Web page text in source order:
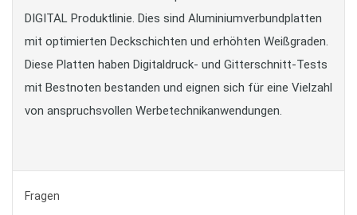
DIGITAL Produktlinie. Dies sind Aluminiumverbundplatten
mit optimierten Deckschichten und erhöhten Weißgraden.
Diese Platten haben Digitaldruck- und Gitterschnitt-Tests
mit Bestnoten bestanden und eignen sich für eine Vielzahl
von anspruchsvollen Werbetechnikanwendungen.
Fragen